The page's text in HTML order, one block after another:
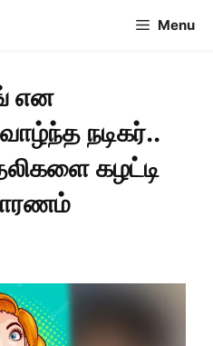
Menu
என
நடிகர்..
கழட்டி